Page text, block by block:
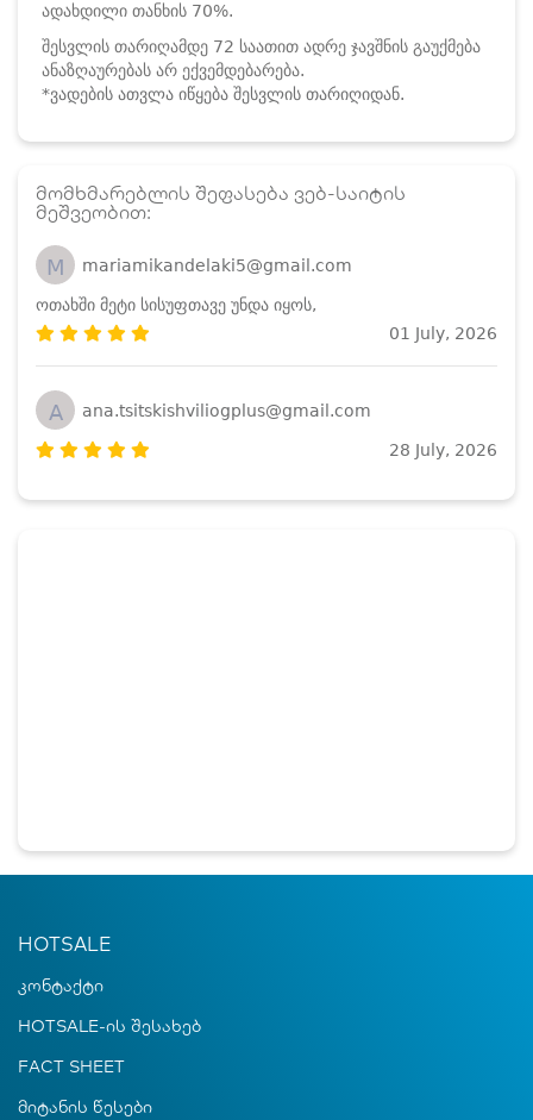
ადახდილი თანხის 70%.
შესვლის თარიღამდე 72 საათით ადრე ჯავშნის გაუქმება
ანაზღაურებას არ ექვემდებარება.
*ვადების ათვლა იწყება შესვლის თარიღიდან.
მომხმარებლის შეფასება ვებ-საიტის
მეშვეობით:
M mariamikandelaki5@gmail.com
ოთახში მეტი სისუფთავე უნდა იყოს,
01 July, 2026
A ana.tsitskishviliogplus@gmail.com
28 July, 2026
HOTSALE
კონტაქტი
HOTSALE-ის შესახებ
FACT SHEET
მიტანის წესები